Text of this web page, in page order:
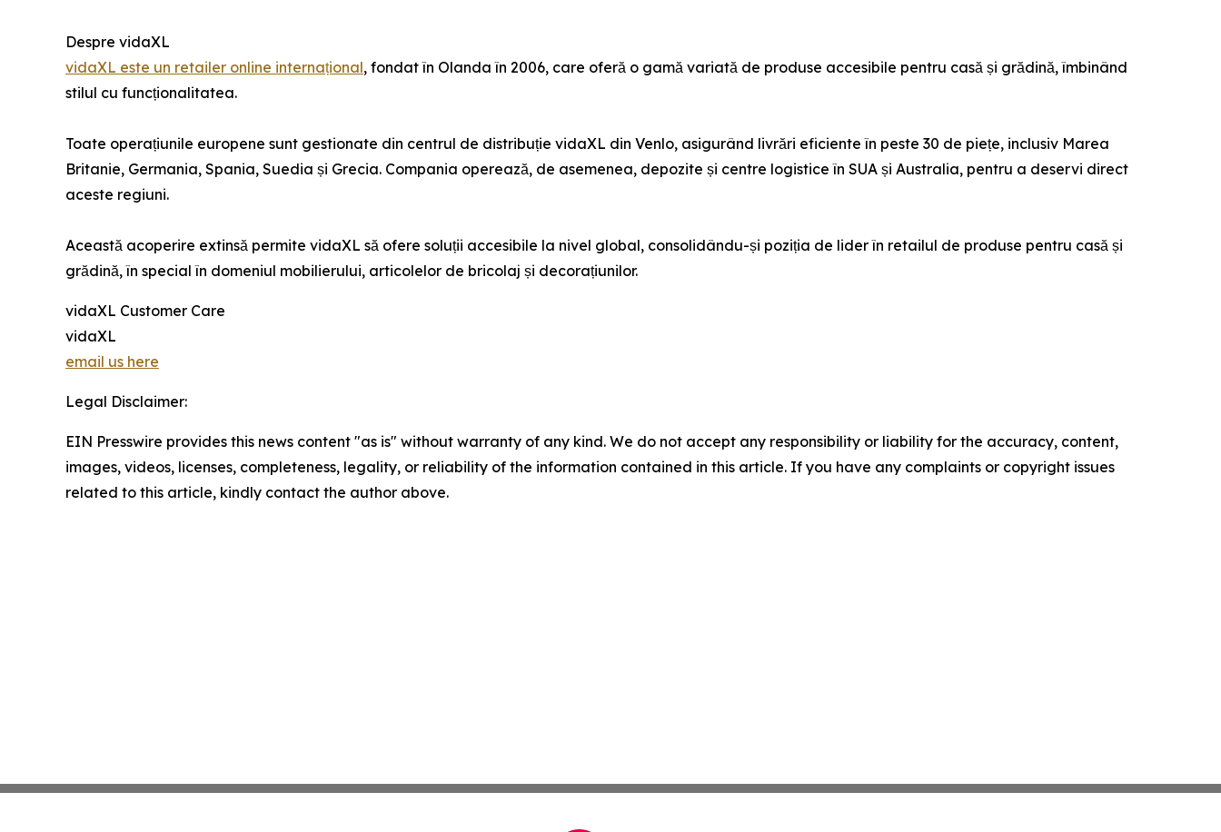
Despre vidaXL
vidaXL este un retailer online internațional, fondat în Olanda în 2006, care oferă o gamă variată de produse accesibile pentru casă și grădină, îmbinând
stilul cu funcționalitatea.
Toate operațiunile europene sunt gestionate din centrul de distribuție vidaXL din Venlo, asigurând livrări eficiente în peste 30 de piețe, inclusiv Marea
Britanie, Germania, Spania, Suedia și Grecia. Compania operează, de asemenea, depozite și centre logistice în SUA și Australia, pentru a deservi direct
aceste regiuni.
Această acoperire extinsă permite vidaXL să ofere soluții accesibile la nivel global, consolidându-și poziția de lider în retailul de produse pentru casă și
grădină, în special în domeniul mobilierului, articolelor de bricolaj și decorațiunilor.
vidaXL Customer Care
vidaXL
email us here
Legal Disclaimer:
EIN Presswire provides this news content "as is" without warranty of any kind. We do not accept any responsibility or liability for the accuracy, content,
images, videos, licenses, completeness, legality, or reliability of the information contained in this article. If you have any complaints or copyright issues
related to this article, kindly contact the author above.